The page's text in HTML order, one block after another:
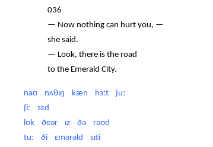
036
— Now nothing can hurt you, —
she said.
— Look, there is the road
to the Emerald City.
naʊ nʌθɪŋ kæn hɜːt juː
ʃiː sɛd
lʊk ðeər ɪz ðə rəʊd
tuː ði ɛmərəld sɪti